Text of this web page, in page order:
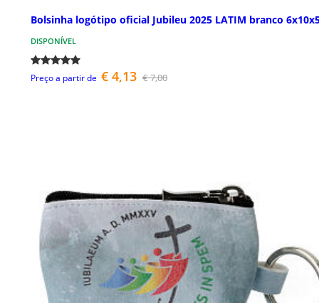
Bolsinha logótipo oficial Jubileu 2025 LATIM branco
DISPONÍVEL
Preço a partir de € 4,13 € 7,00